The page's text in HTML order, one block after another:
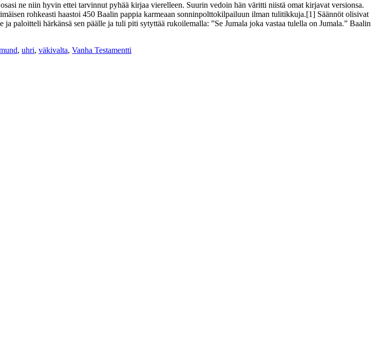
ne niin hyvin ettei tarvinnut pyhää kirjaa vierelleen. Suurin vedoin hän väritti niistä omat kirjavat versionsa.
rohkeasti haastoi 450 Baalin pappia karmeaan sonninpolttokilpailuun ilman tulitikkuja.[1] Säännöt olisivat
paloitteli härkänsä sen päälle ja tuli piti sytyttää rukoilemalla: ”Se Jumala joka vastaa tulella on Jumala.” Baalin
, uhri, väkivalta, Vanha Testamentti